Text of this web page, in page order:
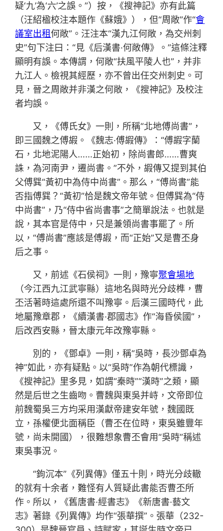
疑‘九’為‘六’之誤。”）按，《搜神記》亦有此篇
（汪紹楹校注本題作《蘇娥》），但“周敞”作“會
議室出租何敞”。汪注本“漢九江何敞，為交州刺
史”句下注曰：“見《后漢書·何敞傳》。”這條注釋
顯明有誤。本傳謂，何敞“扶風平陵人也”，并非
九江人。檢視其經歷，亦不曾出任交州刺史。可
見，晉之周敞并非漢之何敞，《搜神記》及校注
者均誤。
又，《傅氏女》一則，所稱“北地傅尚書”，
即三國魏之傅嘏。《魏志·傅嘏傳》：“傅嘏字蘭
石，北地泥陽人……正始初，除尚書郎……曹爽
誅，為河南尹，遷尚書。”不外，嘏傳又提到其伯
父傅巽“黃初中為侍中尚書”。那么，“傅尚書”能
否指傅巽？“黃初”恰是魏文帝年號。但傅巽為“侍
中尚書”，乃“侍中省尚書事”之簡單說法。也就是
說，其本官是侍中，只是兼領尚書事罷了。所
以，“傅尚書”應該是傅嘏，而“正始”又是曹丕身
后之事。
又，前述《石侯祠》一則，豫寧聚會場地
（今江西九江武寧縣）這地名與時光分歧榫，曹
丕活著時這處所還不叫豫寧。后漢三國時代，此
地屬豫章郡，《續漢書·郡國志》作“海昏侯國”，
后改西安縣，晉太康元年改豫寧縣。
別的，《鄧卓》一則，稱“吳時，長沙鄧卓為
神”如此，亦有疑點。以“吳時”作為朝代標識，
《搜神記》里多見，如謂“秦時”“漢時”之類，顯
然是后世之生齒吻。曹魏與東吳并峙，文帝即位
前魏蜀吳三方均采用漢獻帝建安年號，魏國既
立，孫權便北面稱臣（曹丕在位時，東吳雖豐年
號，尚未開國），很難想象曹丕會用“吳時”稱述
東吳事況。
“鉤沉本”《列異傳》僅五十則，時光分歧轍
的就有十余者，難怪有人質疑此書能否曹丕所
作。所以，《舊唐書·經書志》《新唐書·藝文
志》著錄《列異傳》均作“張華撰”。張華（232-